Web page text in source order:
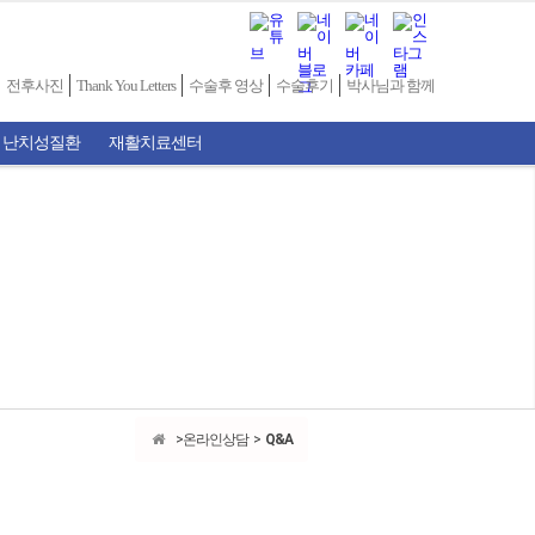
전후사진 Thank You Letters 수술후 영상 수술후기 박사님과 함께
치성질환 재활치료센터
온라인상담 Q&A